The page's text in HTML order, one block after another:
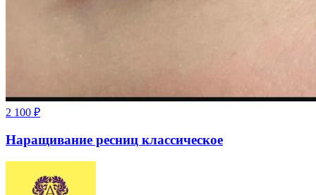
2 100 ₽
Наращивание ресниц классическое